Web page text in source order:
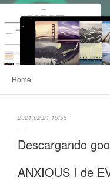
Home
2021.02.21 13:55
Descargando
ANXIOUS I de